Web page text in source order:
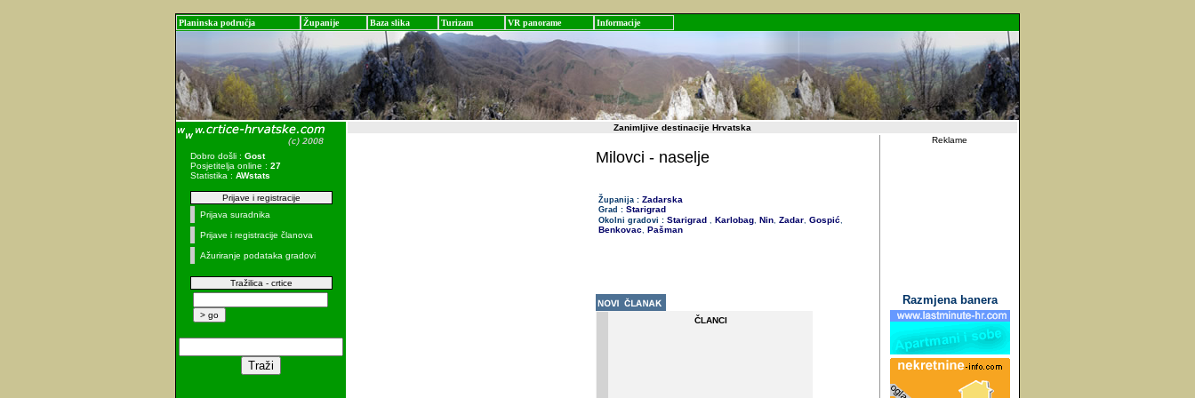
Planinska područja Županije Baza slika Turizam VR panorame Informacije
Dobro došli : Gost
Posjetitelja online : 27
Statistika : AWstats
Prijave i registracije
Prijava suradnika
Prijave i registracije članova
Ažuriranje podataka gradovi
Tražilica - crtice
Zanimljive destinacije Hrvatska
Milovci - naselje
Županija : Zadarska
Grad : Starigrad
Okolni gradovi : Starigrad , Karlobag, Nin, Zadar, Gospić,
Benkovac, Pašman
ČLANCI
Reklame
Razmjena banera